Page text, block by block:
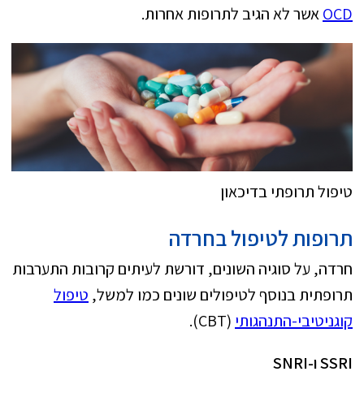
OCDאשר לא הגיב לתרופות אחרות.
טיפול תרופתי בדיכאון
תרופות לטיפול בחרדה
חרדה, על סוגיה השונים, דורשת לעיתים קרובות התערבות
תרופתית בנוסף לטיפולים שונים כמו למשל, טיפול
קוגניטיבי-התנהגותי (CBT).
SSRIו-SNRI